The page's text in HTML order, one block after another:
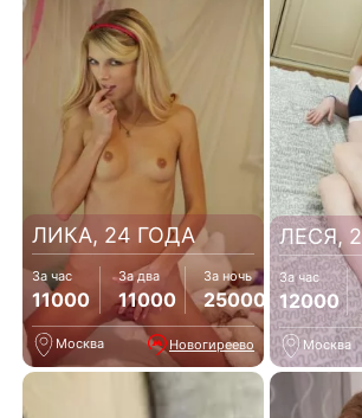
ЛИКА, 24 ГОДА
За час
11000
За два
11000
За ночь
25000
Москва Новогиреево
ЛЕСЯ,
За час
12000
Москва